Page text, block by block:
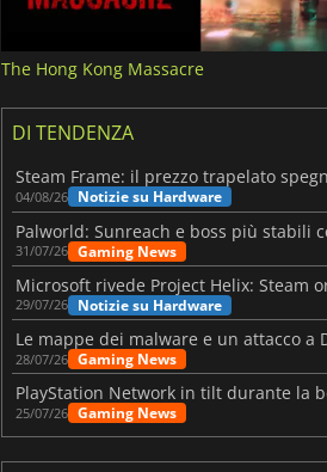
The Hong Kong Massacre
DI TENDENZA
04/08/26 Notizie su Hardware
31/07/26 Gaming News
Microsoft rivede Project Helix: Steam
29/07/26 Notizie su Hardware
28/07/26 Gaming News
25/07/26 Gaming News